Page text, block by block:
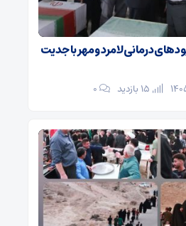
درمانی لامرد و مهر با جدیت
۰